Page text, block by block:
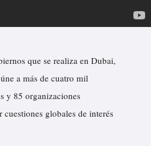
que se realiza en Dubai,
a más de cuatro mil
y 85 organizaciones
globales de interés